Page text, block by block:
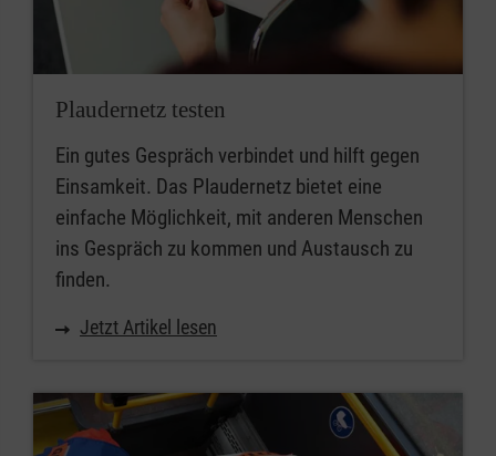
Plaudernetz testen
Ein gutes Gespräch verbindet und hilft gegen
Einsamkeit. Das Plaudernetz bietet eine
einfache Möglichkeit, mit anderen Menschen
ins Gespräch zu kommen und Austausch zu
finden.
Jetzt Artikel lesen